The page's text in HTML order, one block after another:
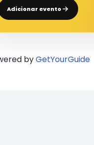
Adicionar evento
byGetYourGuide